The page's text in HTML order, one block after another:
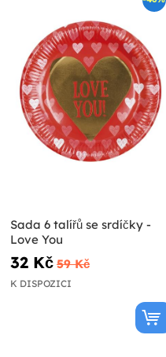
Sada 6 talířů se srdíčky -
Love You
32 Kč 59 Kč
K DISPOZICI